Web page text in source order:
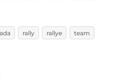
rally rallye
team